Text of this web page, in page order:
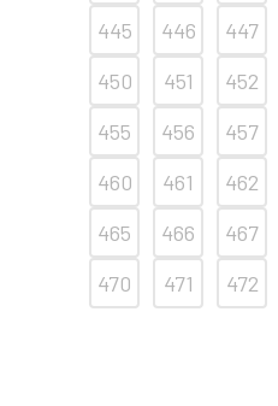
445 446 447
450
451 452
455
456 457
460
461 462
465
466 467
470
471 472